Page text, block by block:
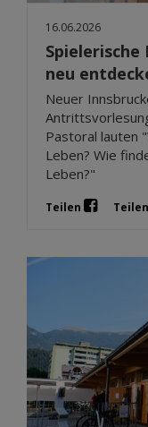
16.06.2026
neu
Neuer
Pastoral lauten
Leben? Wie
Leben?"
Teilen Teilen